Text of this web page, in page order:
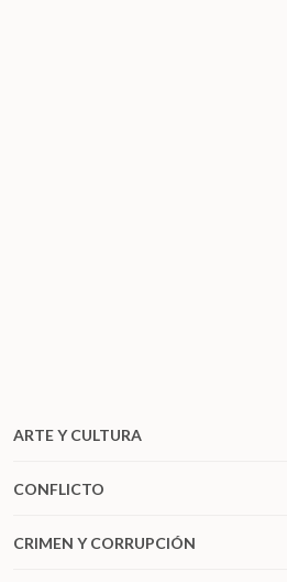
ARTE Y CULTURA
CONFLICTO
CRIMEN Y CORRUPCIÓN